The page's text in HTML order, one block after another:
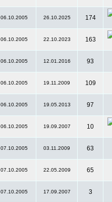
06.10.2005 26.10.2025 174
06.10.2005 22.10.2023 163
06.10.2005 12.01.2016 93
06.10.2005 19.11.2009 109
06.10.2005 19.05.2013 97
06.10.2005 19.09.2007 10
07.10.2005 03.11.2009 63
07.10.2005 22.05.2009 65
07.10.2005 17.09.2007 3